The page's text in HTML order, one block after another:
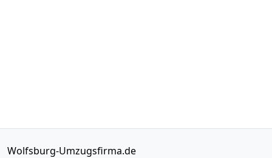
Wolfsburg-Umzugsfirma.de